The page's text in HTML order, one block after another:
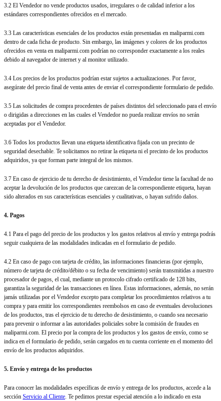
3.2 El Vendedor no vende productos usados, irregulares o de calidad inferior a los
estándares correspondientes ofrecidos en el mercado.
3.3 Las características esenciales de los productos están presentadas en maliparmi.com
dentro de cada ficha de producto. Sin embargo, las imágenes y colores de los productos
ofrecidos en venta en maliparmi.com podrían no corresponder exactamente a los reales
debido al navegador de internet y al monitor utilizado.
3.4 Los precios de los productos podrían estar sujetos a actualizaciones. Por favor,
asegúrate del precio final de venta antes de enviar el correspondiente formulario de pedido.
3.5 Las solicitudes de compra procedentes de países distintos del seleccionado para el envío
o dirigidas a direcciones en las cuales el Vendedor no pueda realizar envíos no serán
aceptadas por el Vendedor.
3.6 Todos los productos llevan una etiqueta identificativa fijada con un precinto de
seguridad desechable. Te solicitamos no retirar la etiqueta ni el precinto de los productos
adquiridos, ya que forman parte integral de los mismos.
3.7 En caso de ejercicio de tu derecho de desistimiento, el Vendedor tiene la facultad de no
aceptar la devolución de los productos que carezcan de la correspondiente etiqueta, hayan
sido alterados en sus características esenciales y cualitativas, o hayan sufrido daños.
4. Pagos
4.1 Para el pago del precio de los productos y los gastos relativos al envío y entrega podrás
seguir cualquiera de las modalidades indicadas en el formulario de pedido.
4.2 En caso de pago con tarjeta de crédito, las informaciones financieras (por ejemplo,
número de tarjeta de crédito/débito o su fecha de vencimiento) serán transmitidas a nuestro
procesador de pagos, el cual, mediante un protocolo cifrado certificado de 128 bits,
garantiza la seguridad de las transacciones en línea. Estas informaciones, además, no serán
jamás utilizadas por el Vendedor excepto para completar los procedimientos relativos a tu
compra y para emitir los correspondientes reembolsos en caso de eventuales devoluciones
de los productos, tras el ejercicio de tu derecho de desistimiento, o cuando sea necesario
para prevenir o informar a las autoridades policiales sobre la comisión de fraudes en
maliparmi.com. El precio por la compra de los productos y los gastos de envío, como se
indica en el formulario de pedido, serán cargados en tu cuenta corriente en el momento del
envío de los productos adquiridos.
5. Envío y entrega de los productos
Para conocer las modalidades específicas de envío y entrega de los productos, accede a la
sección Servicio al Cliente. Te pedimos prestar especial atención a lo indicado en esta